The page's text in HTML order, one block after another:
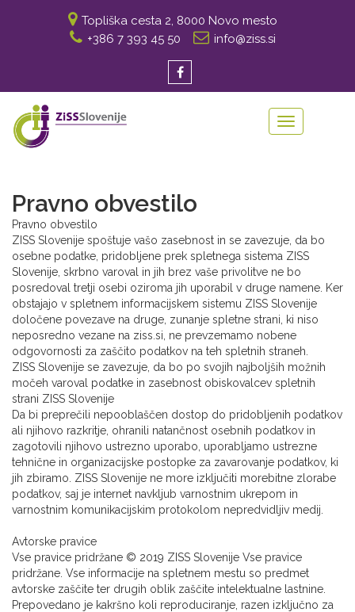
Topliška cesta 2, 8000 Novo mesto
+386 7 393 45 50
info@ziss.si
Toggle
Pravno obvestilo
Pravno obvestilo
ZISS Slovenije spoštuje vašo zasebnost in se zavezuje, da bo
osebne podatke, pridobljene prek spletnega sistema ZISS
Slovenije, skrbno varoval in jih brez vaše privolitve ne bo
posredoval tretji osebi oziroma jih uporabil v druge namene. Ker
obstajajo v spletnem informacijskem sistemu ZISS Slovenije
določene povezave na druge, zunanje spletne strani, ki niso
neposredno vezane na ziss.si, ne prevzemamo nobene
odgovornosti za zaščito podatkov na teh spletnih straneh.
ZISS Slovenije se zavezuje, da bo po svojih najboljših možnih
močeh varoval podatke in zasebnost obiskovalcev spletnih
strani ZISS Slovenije
Da bi preprečili nepooblaščen dostop do pridobljenih podatkov
ali njihovo razkritje, ohranili natančnost osebnih podatkov in
zagotovili njihovo ustrezno uporabo, uporabljamo ustrezne
tehnične in organizacijske postopke za zavarovanje podatkov, ki
jih zbiramo. ZISS Slovenije ne more izključiti morebitne zlorabe
podatkov, saj je internet navkljub varnostnim ukrepom in
varnostnim komunikacijskim protokolom nepredvidljiv medij.
Avtorske pravice
Vse pravice pridržane © 2019 ZISS Slovenije Vse pravice
pridržane. Vse informacije na spletnem mestu so predmet
avtorske zaščite ter drugih oblik zaščite intelektualne lastnine.
Prepovedano je kakršno koli reproduciranje, razen izključno za